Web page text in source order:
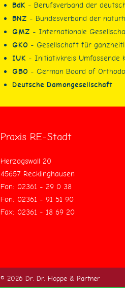
BdK - Berufsverband der
BNZ - Bundesverband der
GMZ - Internationale
GKO - Gesellschaft für
IUK - Initiativkreis Umfassende
GBO - German Board of
Deutsche Damongesellschaft
Praxis RE-Stadt
Herzogswall 20
45657 Recklinghausen
Fon: 02361 - 29 0 38
Fon: 02361 - 91 51 90
Fax: 02361 - 18 69 20
© 2026 Dr. Dr. Hoppe & Partner